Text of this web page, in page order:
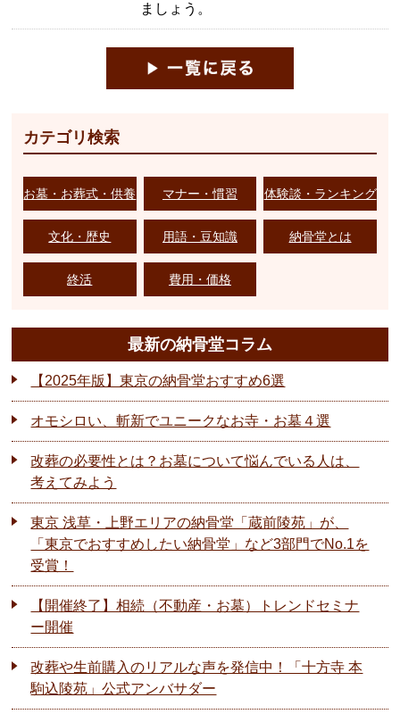
ましょう。
カテゴリ検索
お墓・お葬式・供養 マナー・慣習 体験談・ランキング
文化・歴史 用語・豆知識 納骨堂とは
終活 費用・価格
最新の納骨堂コラム
【2025年版】東京の納骨堂おすすめ6選
オモシロい、斬新でユニークなお寺・お墓４選
改葬の必要性とは？お墓について悩んでいる人は、
考えてみよう
東京 浅草・上野エリアの納骨堂「蔵前陵苑」が、
「東京でおすすめしたい納骨堂」など3部門でNo.1を
受賞！
【開催終了】相続（不動産・お墓）トレンドセミナ
ー開催
改葬や生前購入のリアルな声を発信中！「十方寺 本
駒込陵苑」公式アンバサダー